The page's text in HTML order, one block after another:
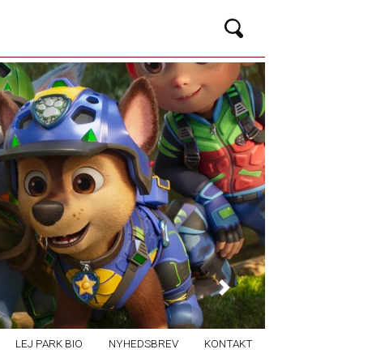
Next
LEJ PARK BIO NYHEDSBREV KONTAKT